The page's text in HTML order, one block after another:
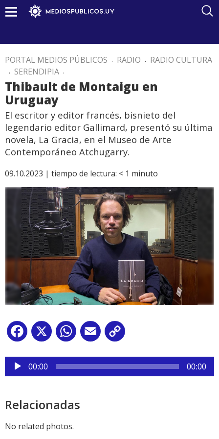
PORTAL MEDIOS PÚBLICOS . RADIO . RADIO CULTURA
. SERENDIPIA .
Thibault de Montaigu en
Uruguay
El escritor y editor francés, bisnieto del
legendario editor Gallimard, presentó su última
novela, La Gracia, en el Museo de Arte
Contemporáneo Atchugarry.
09.10.2023 | tiempo de lectura: < 1 minuto
Facebook
X WhatsApp
Email
Reproductor
audio
00:00 00:00
Relacionadas
No related photos.